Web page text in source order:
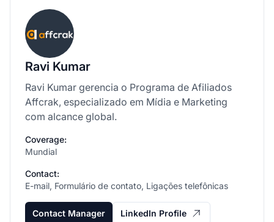
Ravi Kumar
Ravi Kumar gerencia o Programa de Afiliados
Affcrak, especializado em Mídia e Marketing
com alcance global.
Coverage:
Mundial
Contact:
E-mail, Formulário de contato, Ligações telefônicas
Contact Manager LinkedIn Profile